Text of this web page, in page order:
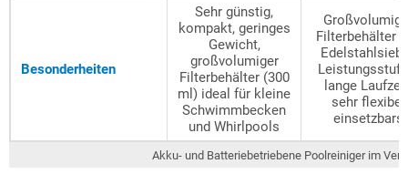
Akku- und Batteriebetriebene Poolreiniger im
Besonderheiten
Sehr günstig,
kompakt, geringes
Gewicht,
großvolumiger
Filterbehälter (300
ml) ideal für kleine
Schwimmbecken
und Whirlpools
Filterbehälter
Edelstahlsieb,
lange
sehr flexibel
einsetzbars